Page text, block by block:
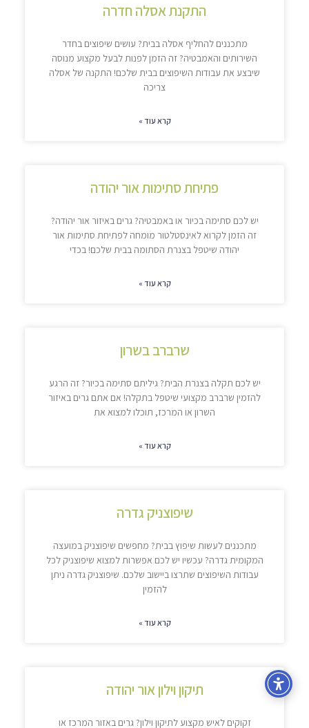
התקנת אסלה חדרה
מתכננים להחליף אסלה בבית? עושים שיפוצים בחדר
השירותים והאמבטיה? זה הזמן לפנות לבעל מקצוע מנוסה
שיבצע את עבודות השיפוצים בבית שלכם! התקנה של אסלה
צריכה
קרא עוד »
פתיחת סתימות אור יהודה
יש לכם סתימה בכיור או באמבטיה? גרים באיזור אור יהודה?
זה הזמן לקרוא לאינסטלטור מומחה לפתיחת סתימות אור
יהודה שיטפל בצנרת הסתומה בבית שלכם! בכדי
קרא עוד »
שרברב בשרון
יש לכם תקלה בצנרת הבית? גיליתם סתימה בכיור? זה הרגע
להזמין שרברב מקצועי שיטפל בתקלה! אם אתם גרים באיזור
השרון או המרכז, תוכלו למצוא את
קרא עוד »
שיפוצניק גדרה
מתכננים לעשות שיפוץ בבית? מחפשים שיפוצניק במועצה
המקומית גדרה? עכשיו יש לכם אפשרות למצוא שיפוצניק לכל
עבודות השיפוצים שתרצו ביישוב שלכם. שיפוצניק גדרה ניתן
להזמין
קרא עוד »
תיקון וילון אור יהודה
זקוקים לאיש מקצוע לתיקון וילון? גרים באזור המרכז או